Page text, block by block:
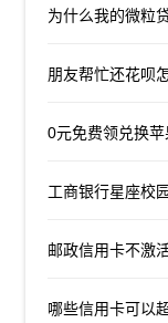
为什么我的微粒
朋友帮忙还花呗
0元免费领兑换
工商银行星座校
邮政信用卡不激
哪些信用卡可以